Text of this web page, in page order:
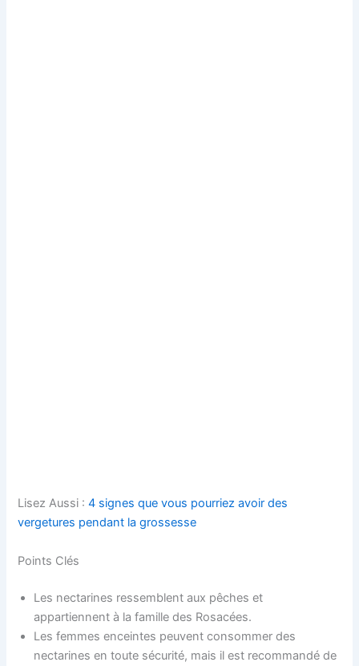
Lisez Aussi :4 signes que vous pourriez avoir des
vergetures pendant la grossesse
Points Clés
Les nectarines ressemblent aux pêches et
appartiennent à la famille des Rosacées.
Les femmes enceintes peuvent consommer des
nectarines en toute sécurité, mais il est recommandé de